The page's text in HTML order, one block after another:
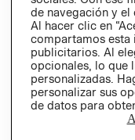
Ecuador ($)
CAMBIAR REGIÓN
de navegación y el
Al hacer clic en
compartamos esta
publicitarios. Al
opcionales, lo que
personalizadas.
personalizar sus
de datos para